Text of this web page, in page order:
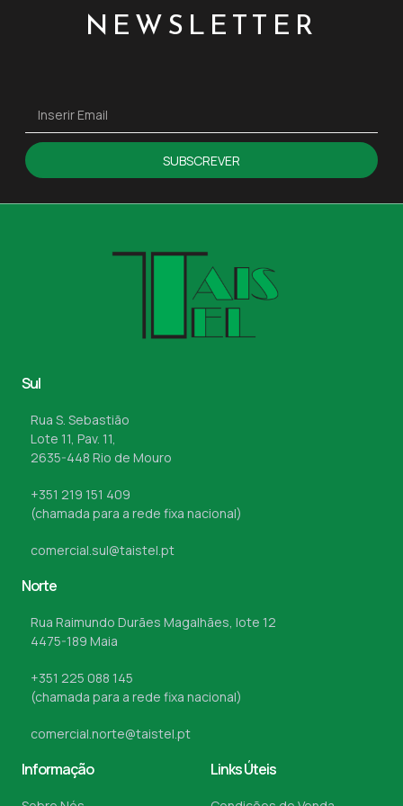
NEWSLETTER
SUBSCREVER
Sul
Rua S. Sebastião
Lote 11, Pav. 11,
2635-448 Rio de Mouro
+351 219 151 409
(chamada para a rede fixa nacional)
comercial.sul@taistel.pt
Norte
Rua Raimundo Durães Magalhães, lote 12
4475-189 Maia
+351 225 088 145
(chamada para a rede fixa nacional)
comercial.norte@taistel.pt
Informação Links Úteis